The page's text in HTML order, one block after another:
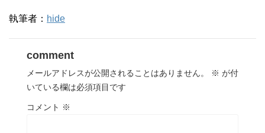
執筆者： hide
comment
メールアドレスが公開されることはありません。 ※ が付
いている欄は必須項目です
コメント ※